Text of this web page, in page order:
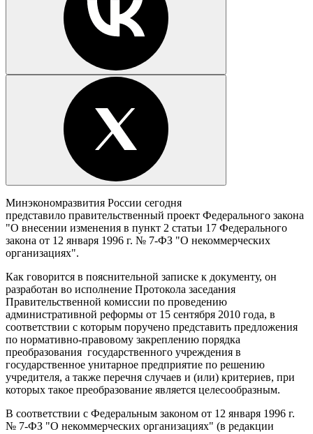
Минэкономразвития России сегодня
представило правительственный проект Федерального закона
"О внесении изменения в пункт 2 статьи 17 Федерального
закона от 12 января 1996 г. № 7-ФЗ "О некоммерческих
организациях".
Как говорится в пояснительной записке к документу, он
разработан во исполнение Протокола заседания
Правительственной комиссии по проведению
административной реформы от 15 сентября 2010 года, в
соответствии с которым поручено представить предложения
по нормативно-правовому закреплению порядка
преобразования государственного учреждения в
государственное унитарное предприятие по решению
учредителя, а также перечня случаев и (или) критериев, при
которых такое преобразование является целесообразным.
В соответствии с Федеральным законом от 12 января 1996 г.
№ 7-ФЗ "О некоммерческих организациях" (в редакции